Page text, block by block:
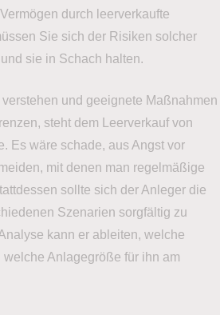
durch leerverkaufte
Sie sich der Risiken solcher
sie in Schach halten.
und geeignete Maßnahmen
steht dem Leerverkauf von
Es wäre schade, aus Angst vor
mit denen man regelmäßige
sollte sich der Anleger die
Szenarien sorgfältig zu
kann er ableiten, welche
Anlagegröße für ihn am